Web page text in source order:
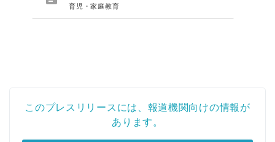
育児・家庭教育
このプレスリリースには、報道機関向けの情報が
あります。